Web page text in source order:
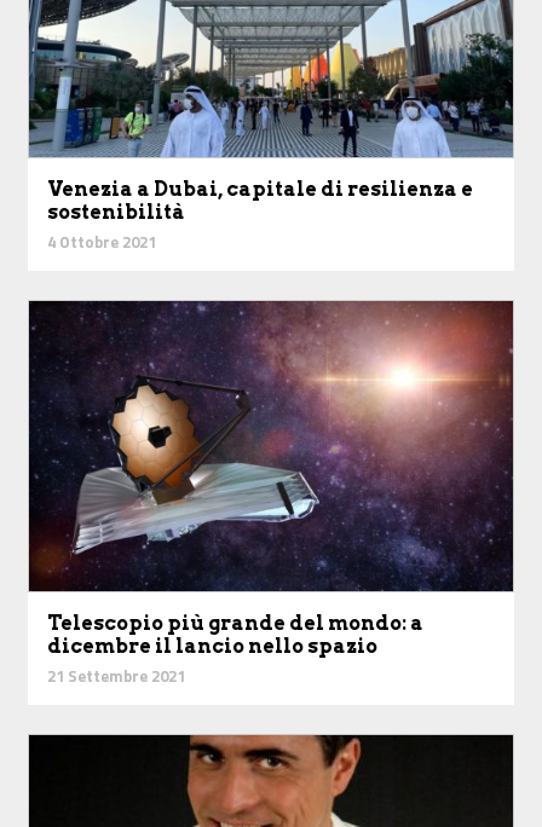
Venezia a Dubai, capitale di resilienza e
sostenibilità
4 Ottobre 2021
Telescopio più grande del mondo: a
dicembre il lancio nello spazio
21 Settembre 2021